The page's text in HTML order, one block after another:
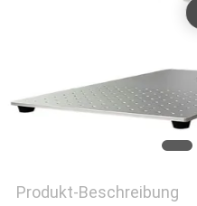
POLICY
Produkt-Beschreibung